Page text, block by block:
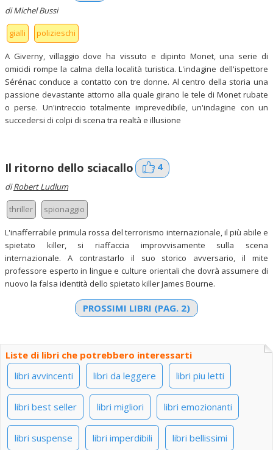
di Michel Bussi
gialli polizieschi
A Giverny, villaggio dove ha vissuto e dipinto Monet, una serie di
omicidi rompe la calma della località turistica. L'indagine dell'ispettore
Sérénac conduce a contatto con tre donne. Al centro della storia una
passione devastante attorno alla quale girano le tele di Monet rubate
o perse. Un'intreccio totalmente imprevedibile, un'indagine con un
succedersi di colpi di scena tra realtà e illusione
Il ritorno dello sciacallo 4
diRobert Ludlum
thriller spionaggio
L'inafferrabile primula rossa del terrorismo internazionale, il più abile e
spietato killer, si riaffaccia improvvisamente sulla scena
internazionale. A contrastarlo il suo storico avversario, il mite
professore esperto in lingue e culture orientali che dovrà assumere di
nuovo la falsa identità dello spietato killer James Bourne.
PROSSIMI LIBRI (PAG. 2)
Liste di libri che potrebbero interessarti
libri avvincenti
libri da leggere libri piu letti
libri best seller libri migliori libri emozionanti
libri suspense libri imperdibili libri bellissimi